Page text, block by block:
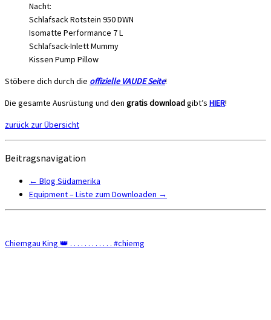
Nacht:
Schlafsack Rotstein 950 DWN
Isomatte Performance 7 L
Schlafsack-Inlett Mummy
Kissen Pump Pillow
Stöbere dich durch die offizielle VAUDE Seite!
Die gesamte Ausrüstung und den gratis downloadgibt’s HIER!
zurück zur Übersicht
Beitragsnavigation
← Blog Südamerika
Equipment – Liste zum Downloaden →
Chiemgau King 👑 . . . . . . . . . . . . #chiemg